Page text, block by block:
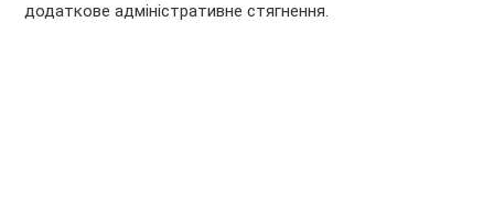
додаткове адміністративне стягнення.